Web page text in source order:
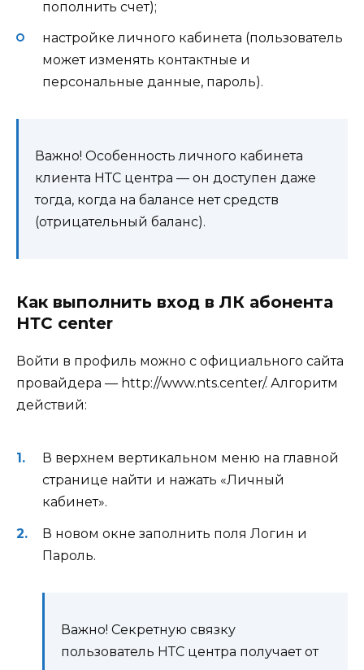
пополнить счет);
настройке личного кабинета (пользователь
может изменять контактные и
персональные данные, пароль).
Важно! Особенность личного кабинета
клиента НТС центра — он доступен даже
тогда, когда на балансе нет средств
(отрицательный баланс).
Как выполнить вход в ЛК абонента
НТС center
Войти в профиль можно с официального сайта
провайдера — http://www.nts.center/. Алгоритм
действий:
В верхнем вертикальном меню на главной
странице найти и нажать «Личный
кабинет».
В новом окне заполнить поля Логин и
Пароль.
Важно! Секретную связку
пользователь НТС центра получает от